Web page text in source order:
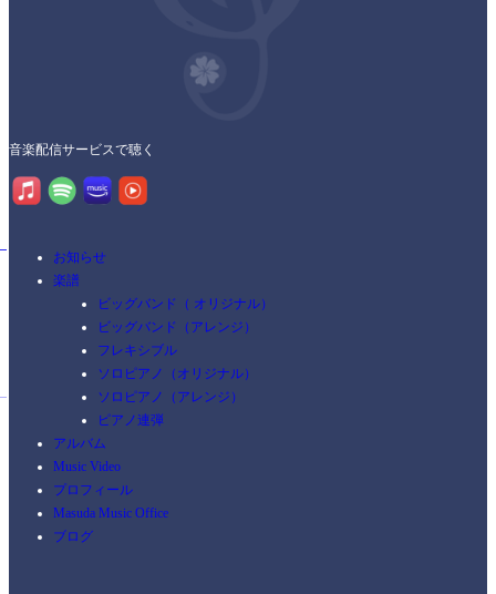
音楽配信サービスで聴く
お知らせ
楽譜
ビッグバンド（ オリジナル）
ビッグバンド（アレンジ）
フレキシブル
ソロピアノ（オリジナル）
ソロピアノ（アレンジ）
ピアノ連弾
アルバム
Music Video
プロフィール
Masuda Music Office
ブログ